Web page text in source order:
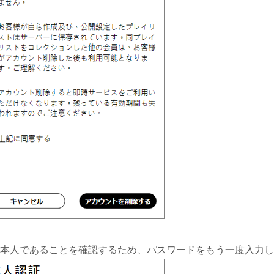
人であることを確認するため、パスワードをもう一度入力